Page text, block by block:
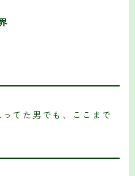
ってた男でも、ここまで